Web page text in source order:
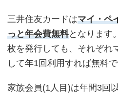
三井住友カードはマイ・ペ
っと年会費無料となります
枚を発行しても、それぞれ
して年1回利用すれば無料で
家族会員(1人目)は年間3回